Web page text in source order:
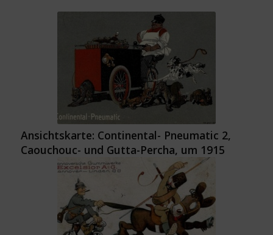
Ansichtskarte: Continental- Pneumatic 2,
Caouchouc- und Gutta-Percha, um 1915